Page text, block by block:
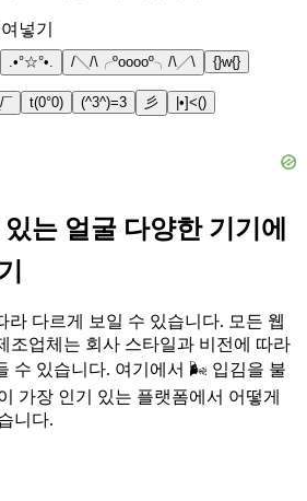
넣기
.•°☆°•. /╲/\╭ºooooº╮/\╱\ {}w{}
¯ t(0°0) (^3^)=3 彡 |•]<()
는 얼굴 다양한 기기에
라 다르게 보일 수 있습니다. 모든 웹
조업체는 회사 스타일과 비전에 따라
수 있습니다. 여기에서 🌬️ 입김을 불
가장 인기 있는 플랫폼에서 어떻게
니다.